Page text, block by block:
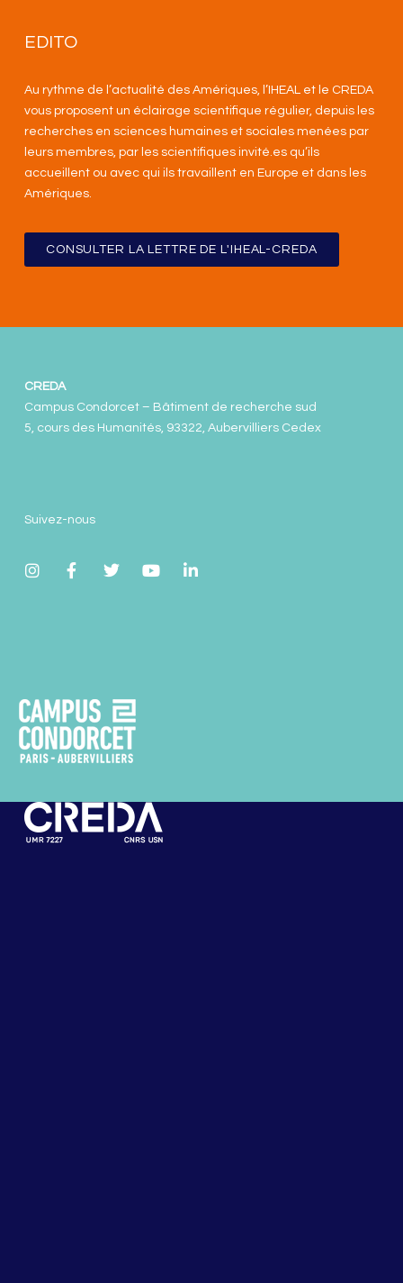
EDITO
Au rythme de l’actualité des Amériques, l’IHEAL et le CREDA
vous proposent un éclairage scientifique régulier, depuis les
recherches en sciences humaines et sociales menées par
leurs membres, par les scientifiques invité.es qu’ils
accueillent ou avec qui ils travaillent en Europe et dans les
Amériques.
CONSULTER LA LETTRE DE L'IHEAL-CREDA
CREDA
Campus Condorcet – Bâtiment de recherche sud
5, cours des Humanités, 93322, Aubervilliers Cedex
Suivez-nous